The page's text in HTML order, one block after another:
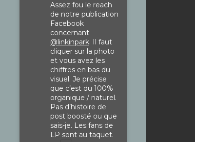
Assez fou le reach
de notre publication
Facebook
concernant
@linkinpark. Il faut
cliquer sur la photo
et vous avez les
chiffres en bas du
visuel. Je précise
que c’est du 100%
organique / naturel.
Pas d’histoire de
post boosté ou que
sais-je. Les fans de
LP sont au taquet.